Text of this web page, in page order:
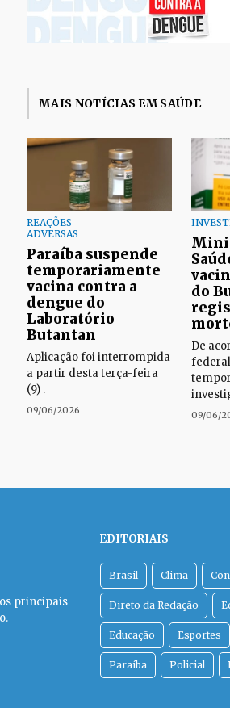
MAIS NOTÍCIAS EM SAÚDE
REAÇÕES
ADVERSAS
Paraíba suspende
temporariamente
vacina contra a
dengue do
Laboratório
Butantan
Aplicação foi interrompida
a partir desta terça-feira
(9) .
09/06/2026
do
De
09/06/
principais
EDITORIAIS
Brasil Clima
Direto da Redação
Educação Esportes
Paraíba Policial